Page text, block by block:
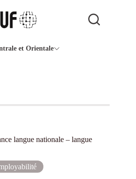
et Orientale
langue nationale – langue